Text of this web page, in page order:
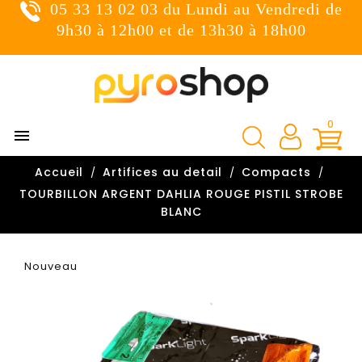
05 33 13 02 03 du Lundi au Vendredi de
9h30 à 12h00 et de 13h30 à 18h00
0

Accueil Artifices au detail
Compacts
TOURBILLON ARGENT DAHLIA ROUGE PISTIL STROBE
BLANC
Nouveau
Connexion
You need to be logged in to save products in your wish
Annuler Connexion